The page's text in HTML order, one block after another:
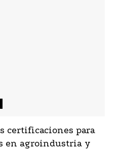
certificaciones para
en agroindustria y